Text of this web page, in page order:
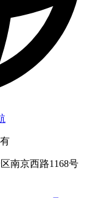
南京西路1168号